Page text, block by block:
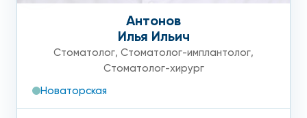
Антонов
Илья Ильич
Стоматолог, Стоматолог-имплантолог,
Стоматолог-хирург
Новаторская